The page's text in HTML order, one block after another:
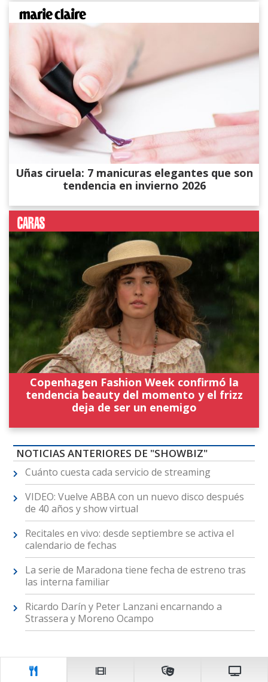
Uñas ciruela: 7 manicuras elegantes que son
tendencia en invierno 2026
Copenhagen Fashion Week confirmó la
tendencia beauty del momento y el frizz
deja de ser un enemigo
NOTICIAS ANTERIORES DE "SHOWBIZ"
Cuánto cuesta cada servicio de streaming
VIDEO: Vuelve ABBA con un nuevo disco después
de 40 años y show virtual
Recitales en vivo: desde septiembre se activa el
calendario de fechas
La serie de Maradona tiene fecha de estreno tras
las interna familiar
Ricardo Darín y Peter Lanzani encarnando a
Strassera y Moreno Ocampo